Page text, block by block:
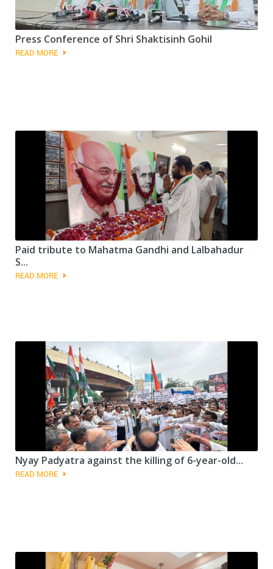
Press Conference of Shri Shaktisinh Gohil
READ MORE
Paid tribute to Mahatma Gandhi and Lalbahadur
S...
READ MORE
Nyay Padyatra against the killing of 6-year-old...
READ MORE